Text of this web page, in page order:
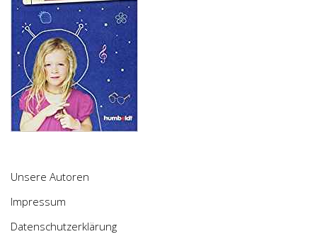
Unsere Autoren
Impressum
Datenschutzerklärung